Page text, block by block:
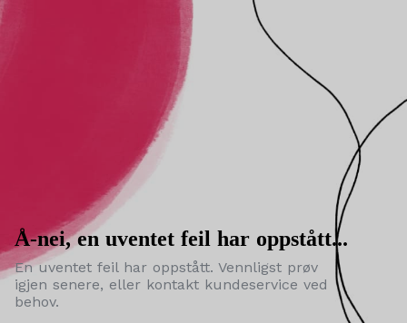
Å-nei, en uventet feil har oppstått...
En uventet feil har oppstått. Vennligst prøv
igjen senere, eller kontakt kundeservice ved
behov.